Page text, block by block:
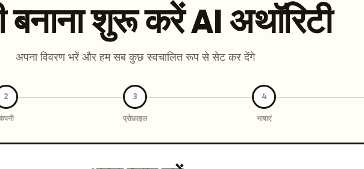
48 hours.
on LinkedIn Watch Launchmind on YouTube Follow Launchmind on Instagram
बनाना शुरू करेंAI अथॉरिटी
अपना विवरण भरें और हम सब कुछ स्वचालित रूप से सेट कर देंगे
2 3
प्रोफ़ाइल
4
भाषाएं